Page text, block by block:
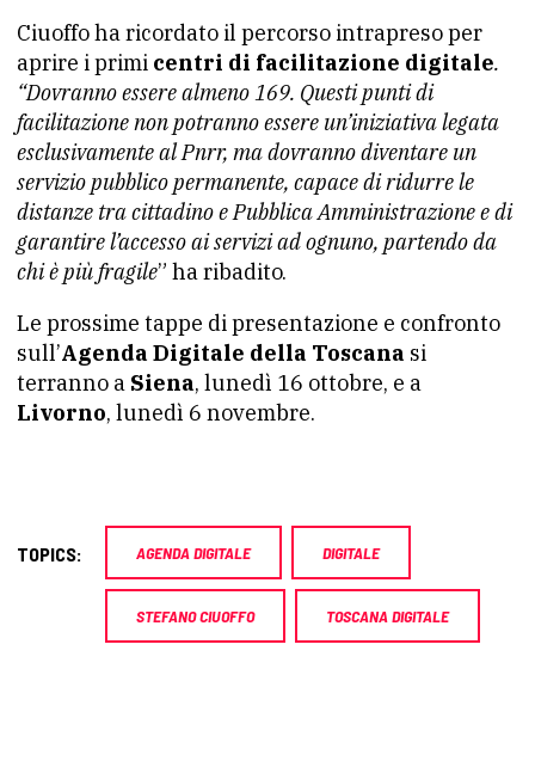
Ciuoffo ha ricordato il percorso intrapreso per
aprire i primi centri di facilitazione digitale.
“Dovranno essere almeno 169. Questi punti di
facilitazione non potranno essere un’iniziativa legata
esclusivamente al Pnrr, ma dovranno diventare un
servizio pubblico permanente, capace di ridurre le
distanze tra cittadino e Pubblica Amministrazione e di
garantire l’accesso ai servizi ad ognuno, partendo da
chi è più fragile” ha ribadito.
Le prossime tappe di presentazione e confronto
sull’Agenda Digitale della Toscana si
terranno a Siena, lunedì 16 ottobre, e a
Livorno, lunedì 6 novembre.
TOPICS: AGENDA DIGITALE DIGITALE
STEFANO CIUOFFO TOSCANA DIGITALE